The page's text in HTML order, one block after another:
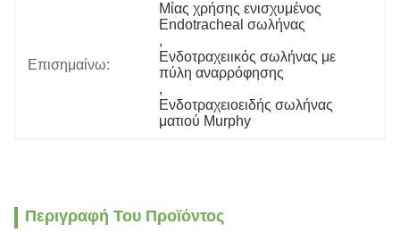
Επισημαίνω:
Μίας χρήσης ενισχυμένος
Endotracheal σωλήνας
,
Ενδοτραχειικός σωλήνας με
πύλη αναρρόφησης
,
Ενδοτραχειοειδής σωλήνας
ματιού Murphy
Περιγραφή Του Προϊόντος